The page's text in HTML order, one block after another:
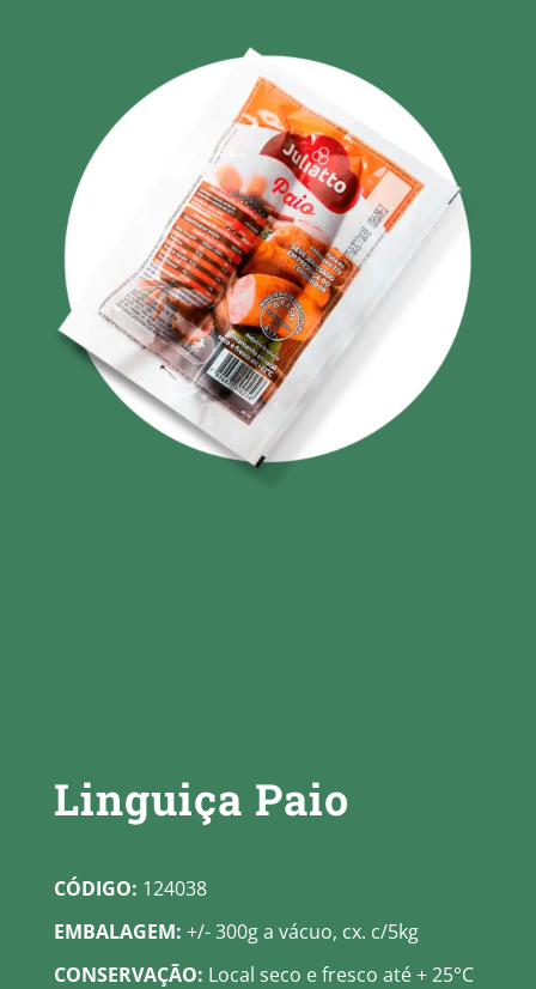
Linguiça Paio
CÓDIGO: 124038
EMBALAGEM: +/- 300g a vácuo, cx. c/5kg
CONSERVAÇÃO: Local seco e fresco até + 25°C